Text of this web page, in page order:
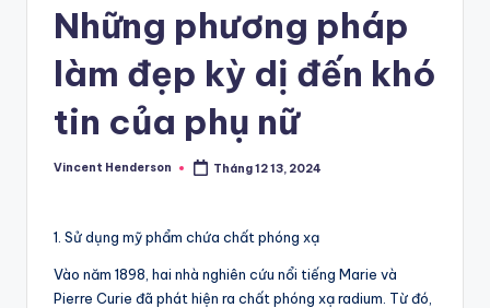
Những phương pháp
làm đẹp kỳ dị đến khó
tin của phụ nữ
Posted
Vincent Henderson Tháng 12 13, 2024
1. Sử dụng mỹ phẩm chứa chất phóng xạ
Vào năm 1898, hai nhà nghiên cứu nổi tiếng Marie và
Pierre Curie đã phát hiện ra chất phóng xạ radium. Từ đó,